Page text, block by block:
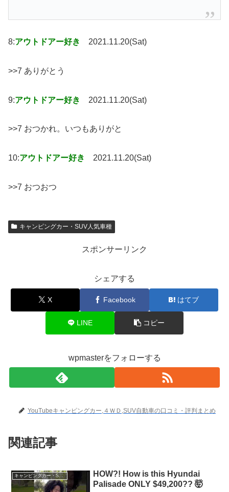
8:アウトドアー好き 2021.11.20(Sat)
>>7 ありがとう
9:アウトドアー好き 2021.11.20(Sat)
>>7 おつかれ。いつもありがと
10:アウトドアー好き 2021.11.20(Sat)
>>7 おつおつ
キャンピングカー・SUV人気車種
スポンサーリンク
シェアする
X Facebook はてブ
LINE コピー
wpmasterをフォローする
YouTubeキャンピングカー,４ＷＤ,SUV自動車の口コミ・評判まとめ
関連記事
キャンピングカー・SUV人気車種
HOW?! How is this Hyundai
Palisade ONLY $49,200?? 🤯